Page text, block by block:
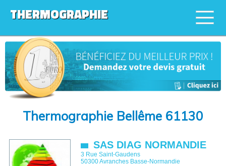
THERMOGRAPHIE
Thermographie Bellême 61130
SAS DIAG NORMANDIE
3 Rue Saint-Gaudens
50300Avranches Basse-Normandie